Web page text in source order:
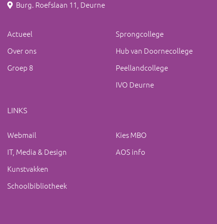
Burg. Roefslaan 11, Deurne
Actueel
Over ons
Groep 8
Sprongcollege
Hub van Doornecollege
Peellandcollege
IVO Deurne
LINKS
Webmail
IT, Media & Design
Kunstvakken
Schoolbibliotheek
Kies MBO
AOS info